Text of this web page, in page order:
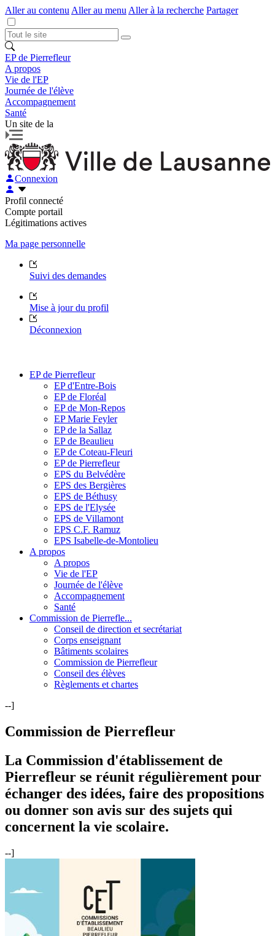
Aller au contenu Aller au menu Aller à la recherche Partager
EP de Pierrefleur
A propos
Vie de l'EP
Journée de l'élève
Accompagnement
Santé
Un site de la
Connexion
Profil connecté
Compte portail
Légitimations actives
Ma page personnelle
Suivi des demandes
Mise à jour du profil
Déconnexion
EP de Pierrefleur
EP d'Entre-Bois
EP de Floréal
EP de Mon-Repos
EP Marie Feyler
EP de la Sallaz
EP de Beaulieu
EP de Coteau-Fleuri
EP de Pierrefleur
EPS du Belvédère
EPS des Bergières
EPS de Béthusy
EPS de l'Elysée
EPS de Villamont
EPS C.F. Ramuz
EPS Isabelle-de-Montolieu
A propos
A propos
Vie de l'EP
Journée de l'élève
Accompagnement
Santé
Commission de Pierrefle...
Conseil de direction et secrétariat
Corps enseignant
Bâtiments scolaires
Commission de Pierrefleur
Conseil des élèves
Règlements et chartes
--]
Commission de Pierrefleur
La Commission d'établissement de
Pierrefleur se réunit régulièrement pour
échanger des idées, faire des propositions
ou donner son avis sur des sujets qui
concernent la vie scolaire.
--]